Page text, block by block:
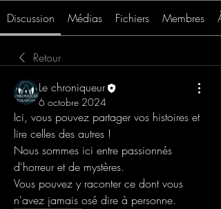
Discussion Médias Fichiers Membres
Retour
Le chroniqueur
6 octobre 2024
Ici, vous pouvez partager vos histoires et
lire celles des autres !
Nous sommes ici entre passionnés
d'horreur et de mystères.
Vous pouvez y raconter ce dont vous
n'avez jamais osé dire à personne.